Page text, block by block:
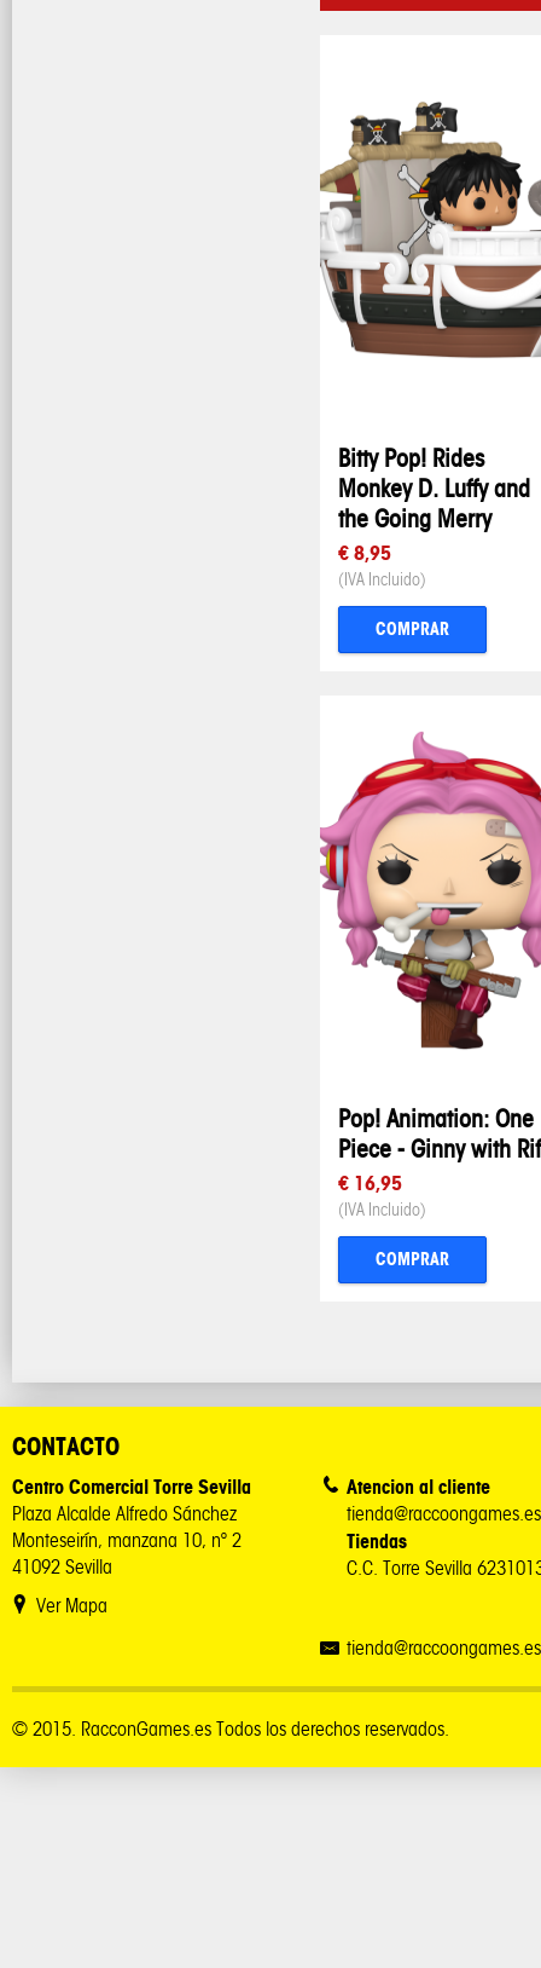
Bitty Pop! Rides
Monkey D. Luffy and
the Going Merry
€ 8,95
(IVA Incluido)
COMPRAR
Pop! Animation: One
Piece - Ginny with
€ 16,95
(IVA Incluido)
COMPRAR
CONTACTO
Centro Comercial Torre Sevilla
Plaza Alcalde Alfredo Sánchez
Monteseirín, manzana 10, nº 2
41092 Sevilla
Ver Mapa
Atencion al cliente
tienda@raccoongames.es
Tiendas
C.C. Torre Sevilla
tienda@raccoongames.es
© 2015. RacconGames.es Todos los derechos reservados.